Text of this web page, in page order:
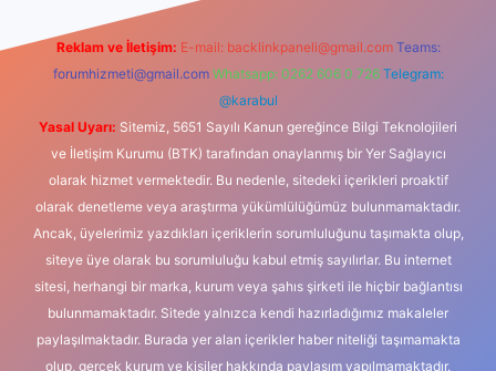
Reklam ve İletişim: E-mail: backlinkpaneli@gmail.com Teams:
forumhizmeti@gmail.com Whatsapp: 0262 606 0 726 Telegram:
@karabul
Yasal Uyarı: Sitemiz, 5651 Sayılı Kanun gereğince Bilgi Teknolojileri
ve İletişim Kurumu (BTK) tarafından onaylanmış bir Yer Sağlayıcı
olarak hizmet vermektedir. Bu nedenle, sitedeki içerikleri proaktif
olarak denetleme veya araştırma yükümlülüğümüz bulunmamaktadır.
Ancak, üyelerimiz yazdıkları içeriklerin sorumluluğunu taşımakta olup,
siteye üye olarak bu sorumluluğu kabul etmiş sayılırlar. Bu internet
sitesi, herhangi bir marka, kurum veya şahıs şirketi ile hiçbir bağlantısı
bulunmamaktadır. Sitede yalnızca kendi hazırladığımız makaleler
paylaşılmaktadır. Burada yer alan içerikler haber niteliği taşımamakta
olup, gerçek kurum ve kişiler hakkında paylaşım yapılmamaktadır.